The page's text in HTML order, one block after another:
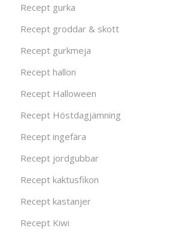
Recept gurka
Recept groddar & skott
Recept gurkmeja
Recept hallon
Recept Halloween
Recept Höstdagjämning
Recept ingefära
Recept jordgubbar
Recept kaktusfikon
Recept kastanjer
Recept Kiwi